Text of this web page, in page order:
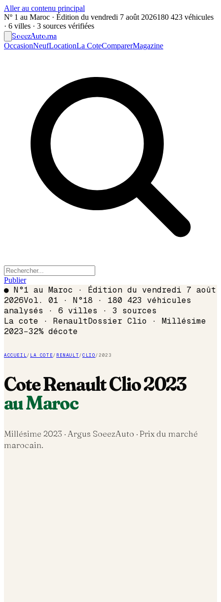
Aller au contenu principal
Nº 1 au Maroc · Édition du vendredi 7 août 2026180 423 véhicules
· 6 villes · 3 sources vérifiées
SoeezAuto.ma
OccasionNeufLocationLa CoteComparerMagazine
Publier
● N°1 au Maroc · Édition du vendredi 7 août
2026Vol. 01 · N°18 · 180 423 véhicules
analysés · 6 villes · 3 sources
La cote · RenaultDossier Clio · Millésime
2023−32% décote
ACCUEIL/ LA COTE/ RENAULT/CLIO/2023
CoteRenaultClio2023
au Maroc
Millésime 2023 · Argus SoeezAuto · Prix du marché
marocain.